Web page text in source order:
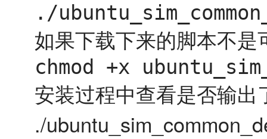
./
如果下载下来的脚本不
chmod +x
安装过程中查看是否输出
./